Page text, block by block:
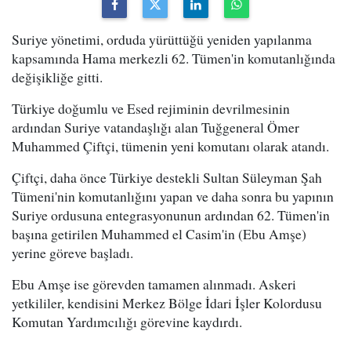
Suriye yönetimi, orduda yürüttüğü yeniden yapılanma
kapsamında Hama merkezli 62. Tümen'in komutanlığında
değişikliğe gitti.
Türkiye doğumlu ve Esed rejiminin devrilmesinin
ardından Suriye vatandaşlığı alan Tuğgeneral Ömer
Muhammed Çiftçi, tümenin yeni komutanı olarak atandı.
Çiftçi, daha önce Türkiye destekli Sultan Süleyman Şah
Tümeni'nin komutanlığını yapan ve daha sonra bu yapının
Suriye ordusuna entegrasyonunun ardından 62. Tümen'in
başına getirilen Muhammed el Casim'in (Ebu Amşe)
yerine göreve başladı.
Ebu Amşe ise görevden tamamen alınmadı. Askeri
yetkililer, kendisini Merkez Bölge İdari İşler Kolordusu
Komutan Yardımcılığı görevine kaydırdı.